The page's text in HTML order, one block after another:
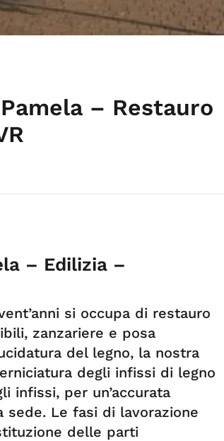
– Restauro
– Edilizia –
si occupa di restauro
zanzariere e posa
del legno, la nostra
degli infissi di legno
infissi, per un’accurata
sede. Le fasi di lavorazione
delle parti